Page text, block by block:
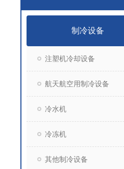
制冷设备
注塑机冷却设备
航天航空用制冷设备
冷水机
冷冻机
其他制冷设备